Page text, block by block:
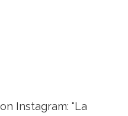
Instagram: "La